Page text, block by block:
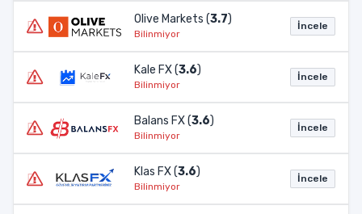
Olive Markets (3.7)
Bilinmiyor
İncele
Kale FX (3.6)
Bilinmiyor
İncele
Balans FX (3.6)
Bilinmiyor
İncele
Klas FX (3.6)
Bilinmiyor
İncele